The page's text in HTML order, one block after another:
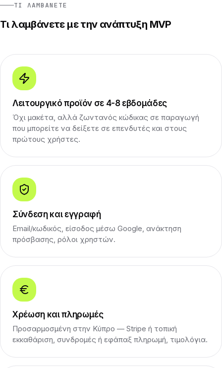
ΤΙ ΛΑΜΒΆΝΕΤΕ
Τι λαμβάνετε με την ανάπτυξη MVP
Λειτουργικό προϊόν σε 4-8 εβδομάδες
Όχι μακέτα, αλλά ζωντανός κώδικας σε παραγωγή
που μπορείτε να δείξετε σε επενδυτές και στους
πρώτους χρήστες.
Σύνδεση και εγγραφή
Email/κωδικός, είσοδος μέσω Google, ανάκτηση
πρόσβασης, ρόλοι χρηστών.
Χρέωση και πληρωμές
Προσαρμοσμένη στην Κύπρο — Stripe ή τοπική
εκκαθάριση, συνδρομές ή εφάπαξ πληρωμή, τιμολόγια.